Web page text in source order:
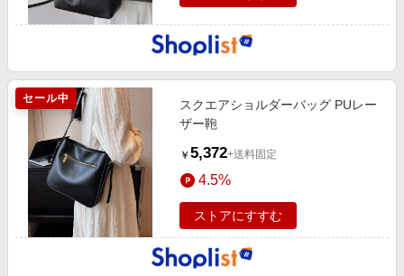
インテリア・寝具
旅行・レジャー・ホテル予約
生活・お役立ち
金融・マネー・保険
デジタルコンテンツ
ビジネス・その他サービス
わくわく夏特集
Apple公式サイト×楽天カード分割払い
Qoo10メガポ
Samsung ボーナスキャンペーン
週末の高還元 夏の長期版
セール中
スクエアショルダーバッグ PUレー
ザー鞄
￥ 5,372+送料固定
4.5%
ストアにすすむ